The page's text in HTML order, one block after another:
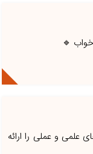
🔹
علمی و عملی را ارائه